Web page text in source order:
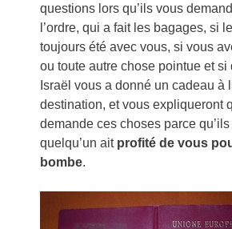
questions lors qu’ils vous
l’ordre, qui a fait les bagages, si
toujours été avec vous, si vous
ou toute autre chose pointue et si
Israël vous a donné un cadeau à
destination, et vous expliqueront
demande ces choses parce
quelqu’un ait profité de vous
bombe.